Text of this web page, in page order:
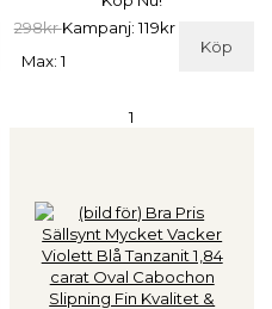
298krKampanj: 119kr
Köp
Max: 1
1